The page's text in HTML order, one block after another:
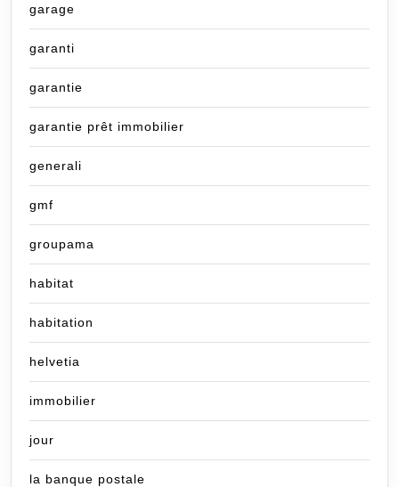
garage
garanti
garantie
garantie prêt immobilier
generali
gmf
groupama
habitat
habitation
helvetia
immobilier
jour
la banque postale